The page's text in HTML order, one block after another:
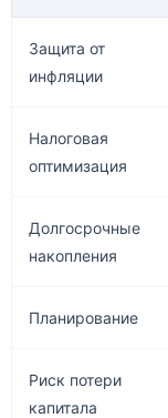
Защита от
инфляции
Налоговая
оптимизация
Долгосрочные
накопления
Планирование
Риск потери
капитала